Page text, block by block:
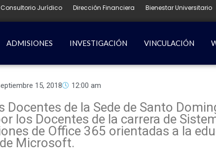
Consultorio Jurídico Dirección Financiera Bienestar Universitario
ADMISIONES INVESTIGACIÓN VINCULACIÓN
15, 2018 12:00 am
de la Sede de Santo
los Docentes de la carrera de
de Office 365 orientadas a la
Microsoft.